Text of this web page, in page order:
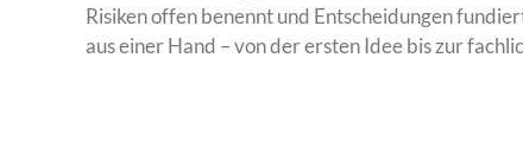
Risiken offen benennt und Entscheidungen
aus einer Hand – von der ersten Idee bis zur